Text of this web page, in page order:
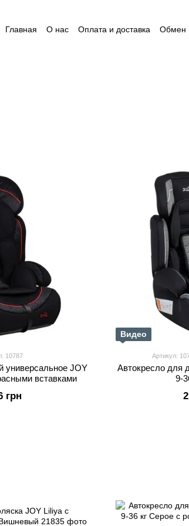
Главная О нас Оплата и доставка Обмен
10787
универсальное JOY
вставками
грн
Видео
Артикул:
Автокресло для
9-